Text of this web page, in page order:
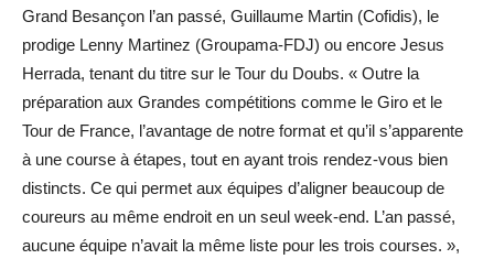
Grand Besançon l’an passé, Guillaume Martin (Cofidis), le
prodige Lenny Martinez (Groupama-FDJ) ou encore Jesus
Herrada, tenant du titre sur le Tour du Doubs. « Outre la
préparation aux Grandes compétitions comme le Giro et le
Tour de France, l’avantage de notre format et qu’il s’apparente
à une course à étapes, tout en ayant trois rendez-vous bien
distincts. Ce qui permet aux équipes d’aligner beaucoup de
coureurs au même endroit en un seul week-end. L’an passé,
aucune équipe n’avait la même liste pour les trois courses. »,